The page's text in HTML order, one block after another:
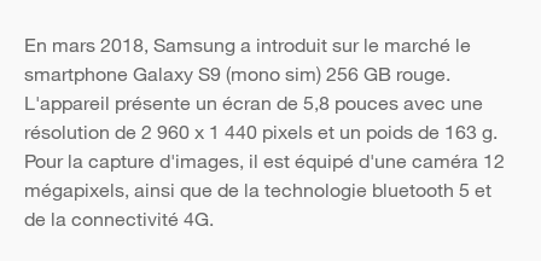
En mars 2018, Samsung a introduit sur le marché le
smartphone Galaxy S9 (mono sim) 256 GB rouge.
L'appareil présente un écran de 5,8 pouces avec une
résolution de 2 960 x 1 440 pixels et un poids de 163 g.
Pour la capture d'images, il est équipé d'une caméra 12
mégapixels, ainsi que de la technologie bluetooth 5 et
de la connectivité 4G.